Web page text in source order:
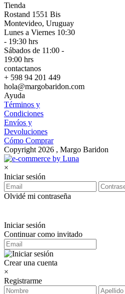
Tienda
Rostand 1551 Bis
Montevideo, Uruguay
Lunes a Viernes 10:30
- 19:30 hrs
Sábados de 11:00 -
19:00 hrs
contactanos
+ 598 94 201 449
hola@margobaridon.com
Ayuda
Términos y
Condiciones
Envíos y
Devoluciones
Cómo Comprar
Copyright 2026 , Margo Baridon
×
Iniciar sesión
Olvidé mi contraseña
Iniciar sesión
Continuar como invitado
Crear una cuenta
×
Registrarme